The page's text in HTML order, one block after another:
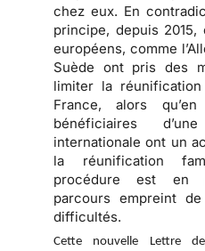
chez eux. En
principe, depuis 2015,
européens, comme
Suède ont pris des
limiter la
France, alors
bénéficiaires
internationale ont un
la réunification
procédure est en
parcours empreint
difficultés.
Cette nouvelle Lettre